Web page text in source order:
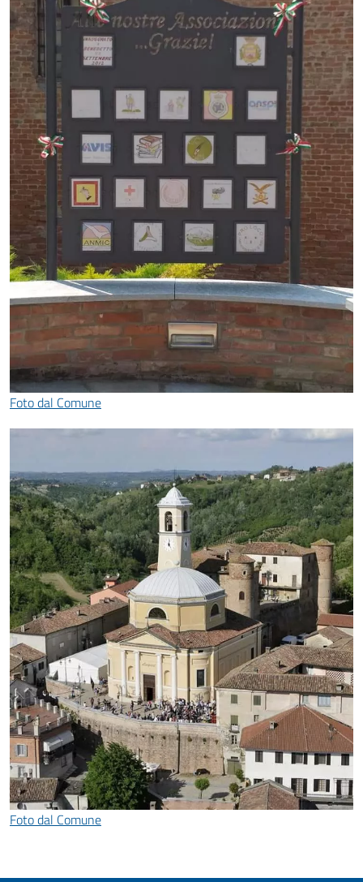
Foto dal Comune
Foto dal Comune